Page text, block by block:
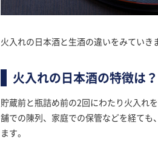
火入れの日本酒と生酒の違いをみていき
火入れの日本酒の特徴は？
貯蔵前と瓶詰め前の2回にわたり火入れ
舗での陳列、家庭での保管などを経ても
ます。